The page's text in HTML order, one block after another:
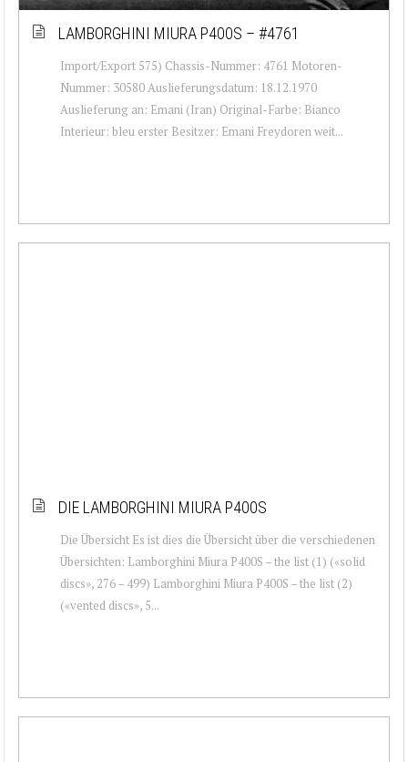
LAMBORGHINI MIURA P400S – #4761
Import/Export 575) Chassis-Nummer: 4761 Motoren-
Nummer: 30580 Auslieferungsdatum: 18.12.1970
Auslieferung an: Emani (Iran) Original-Farbe: Bianco
Interieur: bleu erster Besitzer: Emani Freydoren weit...
DIE LAMBORGHINI MIURA P400S
Die Übersicht Es ist dies die Übersicht über die verschiedenen
Übersichten: Lamborghini Miura P400S – the list (1) («solid
discs», 276 – 499) Lamborghini Miura P400S – the list (2)
(«vented discs», 5...